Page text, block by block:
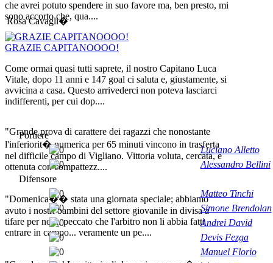
che avrei potuto spendere in suo favore ma, ben presto, mi
sono accorto che, qua....
GRAZIE CAPITANOOOO!
Come ormai quasi tutti saprete, il nostro Capitano Luca
Vitale, dopo 11 anni e 147 goal ci saluta e, giustamente, si
avvicina a casa. Questo arrivederci non poteva lasciarci
indifferenti, per cui dop....
"Grande prova di carattere dei ragazzi che nonostante
l'inferiorit� numerica per 65 minuti vincono in trasferta
nel difficile campo di Vigliano. Vittoria voluta, cercata, e
ottenuta con compattezz....
"Domenica�� stata una giornata speciale; abbiamo
avuto i nostri bambini del settore giovanile in divisa a
tifare per noi... peccato che l'arbitro non li abbia fatti
entrare in campo... veramente un pe....
Rosa Cavagli�
Portiere
Luciano Alletto
Alessandro Bellini
Difensore
Matteo Tinchi
Simone Brendolan
Andrei David
Devis Fezga
Manuel Florio